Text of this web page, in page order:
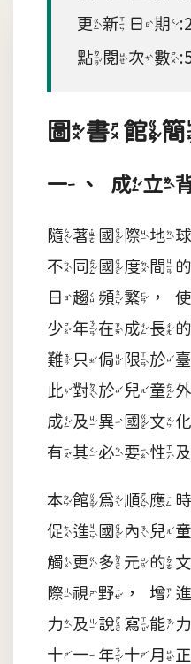
更新日期
點閱次數
圖書館
一、成立
隨著國際地
不同國度間
日趨頻繁，
少年在成長
難只侷限於
此對於兒童
成及異國文
有其必要性
本館為順應
促進國內兒
觸更多元的
際視野，增
力及說寫能
十一年十月